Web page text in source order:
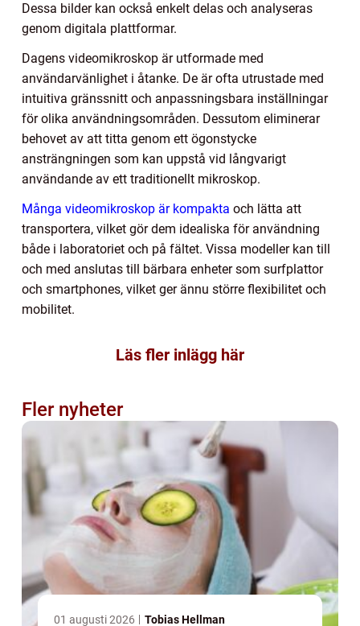
Dessa bilder kan också enkelt delas och analyseras
genom digitala plattformar.
Dagens videomikroskop är utformade med
användarvänlighet i åtanke. De är ofta utrustade med
intuitiva gränssnitt och anpassningsbara inställningar
för olika användningsområden. Dessutom eliminerar
behovet av att titta genom ett ögonstycke
ansträngningen som kan uppstå vid långvarigt
användande av ett traditionellt mikroskop.
Många videomikroskop är kompakta och lätta att
transportera, vilket gör dem idealiska för användning
både i laboratoriet och på fältet. Vissa modeller kan till
och med anslutas till bärbara enheter som surfplattor
och smartphones, vilket ger ännu större flexibilitet och
mobilitet.
Läs fler inlägg här
Fler nyheter
01 augusti 2026 Tobias Hellman